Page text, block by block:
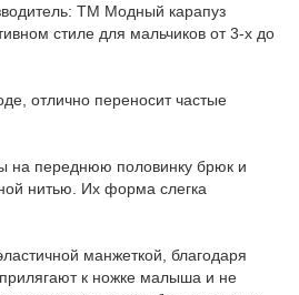
ТМ Модный карапуз
стиле для мальчиков от 3-х до
отлично переносит частые
на переднюю половинку брюк и
нитью. Их форма слегка
манжеткой, благодаря
к ножке малыша и не